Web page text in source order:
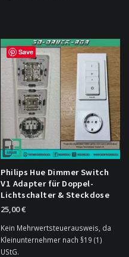
Save
Philips Hue Dimmer Switch
V1 Adapter für Doppel-
Lichtschalter & Steckdose
25,00€
Kein Mehrwertsteuerausweis, da
Kleinunternehmer nach §19 (1)
UStG.